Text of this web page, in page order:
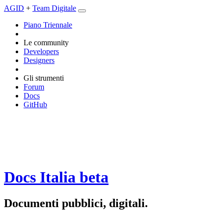
AGID + Team Digitale
Piano Triennale
Le community
Developers
Designers
Gli strumenti
Forum
Docs
GitHub
Docs Italia beta
Documenti pubblici, digitali.